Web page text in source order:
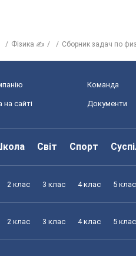
Фізика ✍ Сборник задач по
Команда
на сайті Документи
Світ Спорт
2 клас 3 клас 4 клас 5 клас
2 клас 3 клас 4 клас 5 клас